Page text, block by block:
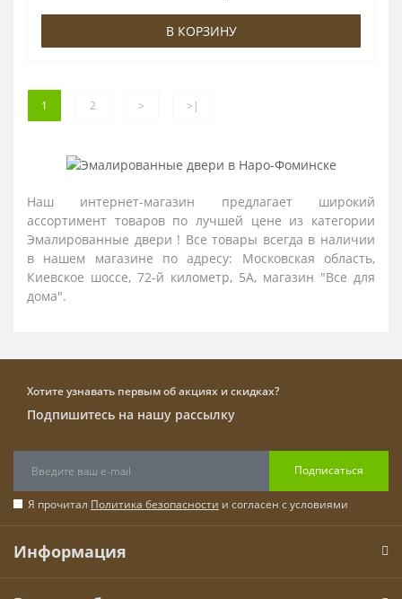
В КОРЗИНУ
1 2 > >|
Наш интернет-магазин предлагает широкий
ассортимент товаров по лучшей цене из категории
Эмалированные двери ! Все товары всегда в наличии
в нашем магазине по адресу: Московская область,
Киевское шоссе, 72-й километр, 5А, магазин "Все для
дома".
Хотите узнавать первым об акциях и скидках?
Подпишитесь на нашу рассылку
Подписаться
Я прочитал Политика безопасности и согласен с условиями
Информация